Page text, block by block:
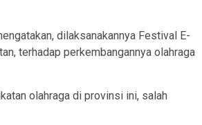
dilaksanakannya Festival E-
terhadap perkembangannya olahraga
olahraga di provinsi ini, salah